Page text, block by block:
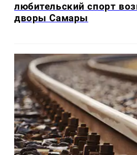
любительский спорт
дворы Самары